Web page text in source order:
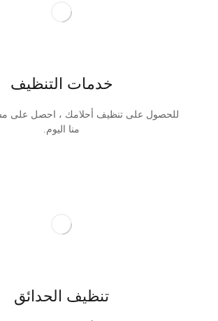
خدمات التنظيف
للحصول على تنظيف أحلامك ، احصل على
منا اليوم.
تنظيف الحدائق